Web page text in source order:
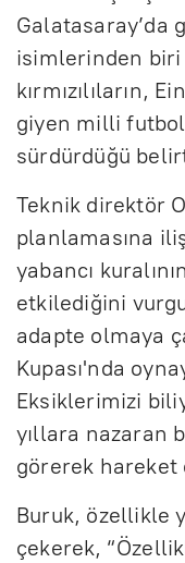
Galatasaray’da
isimlerinden biri
kırmızılıların,
giyen milli
sürdürdüğü
Teknik direktör
planlamasına
yabancı
etkilediğini
adapte olmaya
Kupası'nda
Eksiklerimizi
yıllara nazaran
görerek hareket
Buruk, özellikle
çekerek,